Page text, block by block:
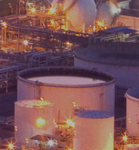
FACEOK_MOVIE